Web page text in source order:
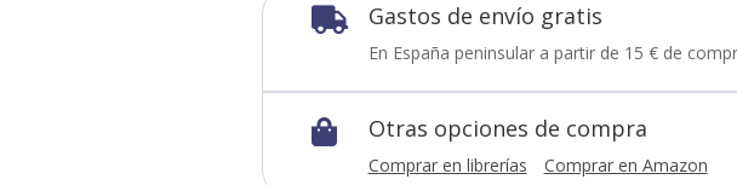
 Gastos de envío gratis
En España peninsular a partir de 15 € de
 Otras opciones de compra
Comprar en librerías Comprar en Amazon